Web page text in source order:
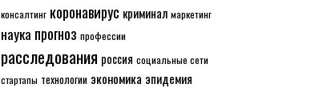
консалтинг коронавирус криминал маркетинг
наука прогноз профессии
расследования россия социальные сети
стартапы технологии экономика эпидемия